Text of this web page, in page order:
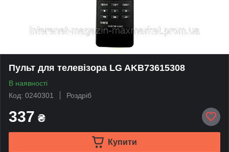
Пульт для телевізора LG AKB73615308
В наявності
Код: 0240301
Роздріб
337 ₴
Купити